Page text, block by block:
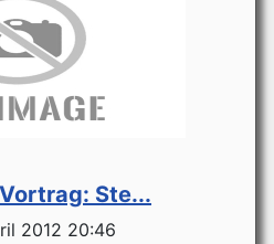
Ste...
2012 20:46